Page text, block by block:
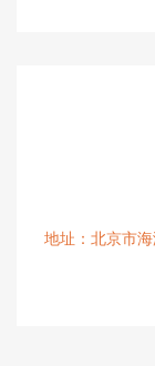
地址：北京市